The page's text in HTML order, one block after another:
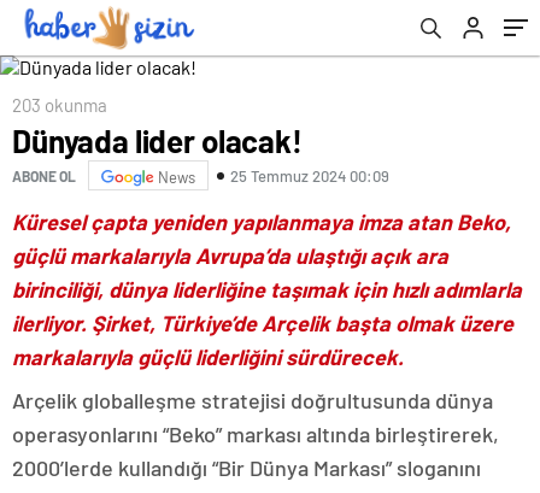
203 okunma
Dünyada lider olacak!
ABONE OL News 25 Temmuz 2024 00:09
Küresel çapta yeniden yapılanmaya imza atan Beko,
güçlü markalarıyla Avrupa’da ulaştığı açık ara
birinciliği, dünya liderliğine taşımak için hızlı adımlarla
ilerliyor. Şirket, Türkiye’de Arçelik başta olmak üzere
markalarıyla güçlü liderliğini sürdürecek.
Arçelik globalleşme stratejisi doğrultusunda dünya
operasyonlarını “Beko” markası altında birleştirerek,
2000’lerde kullandığı “Bir Dünya Markası” sloganını